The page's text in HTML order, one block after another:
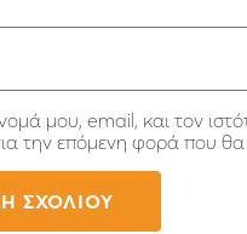
μου, email, και τον
την επόμενη φορά που θα